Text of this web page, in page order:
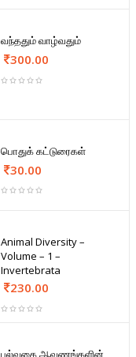
வந்ததும் வாழ்வதும்
300.00
பொதுக் கட்டுரைகள்
30.00
Animal Diversity –
Volume – 1 –
Invertebrata
230.00
பல்வகை ஆவணங்களின்